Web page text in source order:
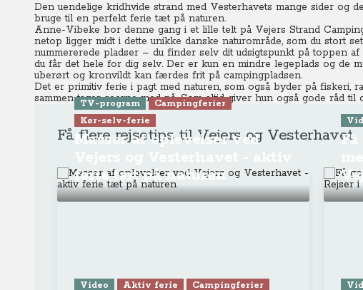
Den uendelige kridhvide strand med Vesterhavets mange sider og
bruge til en perfekt ferie tæt på naturen.
Anne-Vibeke bor denne gang i et lille telt på Vejers Strand
netop ligger midt i dette unikke danske naturområde, som du stort
nummererede pladser – du finder selv dit udsigtspunkt på toppen
du får det hele for dig selv. Der er kun en mindre legeplads og de
uberørt og kronvildt kan færdes frit på campingpladsen.
Det er primitiv ferie i pagt med naturen, som også byder på fiskeri,
sammen tager seerne med på. Som altid giver hun også gode råd til
Få flere rejsetips til Vejers og Vesterhavet
TV-program
Campingferier
Kør-selv-ferie
Masser af oplevelser ved
ferie tæt på naturen
Video Aktiv ferie Campingferier